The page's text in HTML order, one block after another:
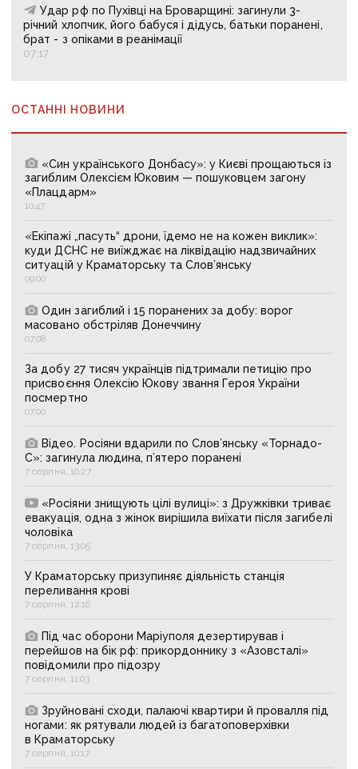
Удар рф по Пухівці на Броварщині: загинули 3-
річний хлопчик, його бабуся і дідусь, батьки поранені,
брат - з опіками в реанімації
07:17
ОСТАННІ НОВИНИ
«Син українського Донбасу»: у Києві прощаються із
загиблим Олексієм Юковим — пошуковцем загону
«Плацдарм»
10:47
«Екіпажі „пасуть“ дрони, їдемо не на кожен виклик»:
куди ДСНС не виїжджає на ліквідацію надзвичайних
ситуацій у Краматорську та Слов’янську
09:00
Один загиблий і 15 поранених за добу: ворог
масовано обстріляв Донеччину
07:08
За добу 27 тисяч українців підтримали петицію про
присвоєння Олексію Юкову звання Героя України
посмертно
07:00
Відео. Росіяни вдарили по Слов’янську «Торнадо-
С»: загинула людина, п’ятеро поранені
7 серпня, 16:27
«Росіяни знищують цілі вулиці»: з Дружківки триває
евакуація, одна з жінок вирішила виїхати після загибелі
чоловіка
7 серпня, 13:05
У Краматорську призупиняє діяльність станція
переливання крові
7 серпня, 12:16
Під час оборони Маріуполя дезертирував і
перейшов на бік рф: прикордоннику з «Азовсталі»
повідомили про підозру
7 серпня, 11:03
Зруйновані сходи, палаючі квартири й провалля під
ногами: як рятували людей із багатоповерхівки
в Краматорську
7 серпня, 10:17